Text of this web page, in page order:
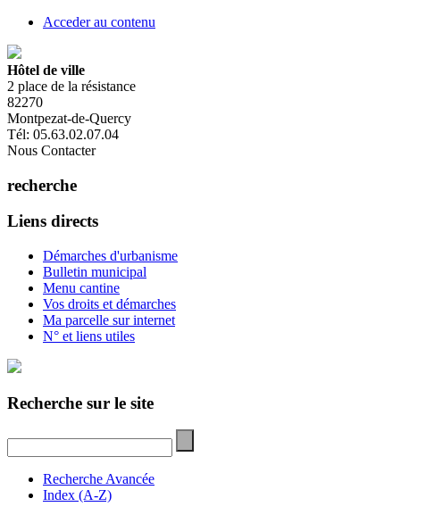
Acceder au contenu
Hôtel de ville
2 place de la résistance
82270
Montpezat-de-Quercy
Tél: 05.63.02.07.04
Nous Contacter
recherche
Liens directs
Démarches d'urbanisme
Bulletin municipal
Menu cantine
Vos droits et démarches
Ma parcelle sur internet
N° et liens utiles
Recherche sur le site
Recherche Avancée
Index (A-Z)